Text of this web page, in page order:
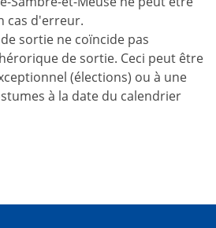
cas d'erreur.
sortie ne coïncide pas
de sortie. Ceci peut être
(élections) ou à une
à la date du calendrier